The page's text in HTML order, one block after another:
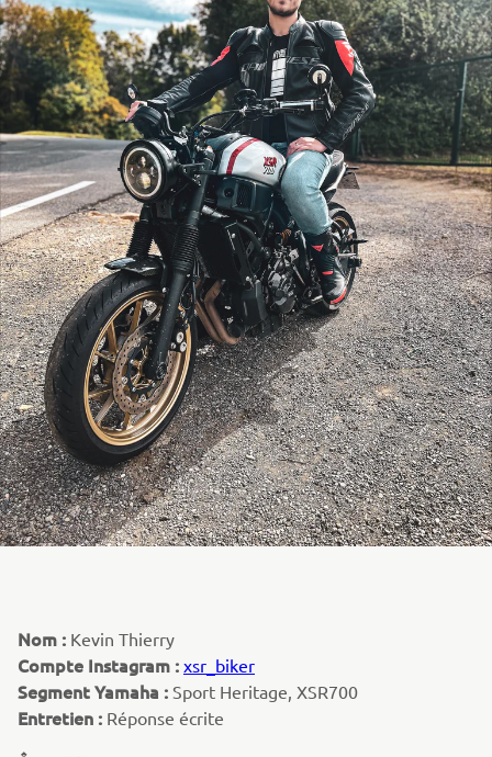
Nom : Kevin Thierry
Compte Instagram : xsr_biker
Segment Yamaha : Sport Heritage, XSR700
Entretien : Réponse écrite